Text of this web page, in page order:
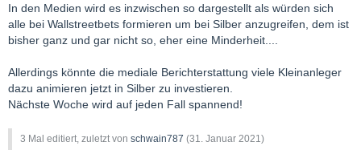
https://www.reddit.com/r/walls…the_worlds_biggest_short/
Und nun dann kam der von dir referenzierte Post bezüglich
Citadel ownerhsip in SLV
In den Medien wird es inzwischen so dargestellt als würden sich
alle bei Wallstreetbets formieren um bei Silber anzugreifen, dem ist
bisher ganz und gar nicht so, eher eine Minderheit....
Allerdings könnte die mediale Berichterstattung viele Kleinanleger
dazu animieren jetzt in Silber zu investieren.
Nächste Woche wird auf jeden Fall spannend!
3 Mal editiert, zuletzt von schwain787 (31. Januar 2021)